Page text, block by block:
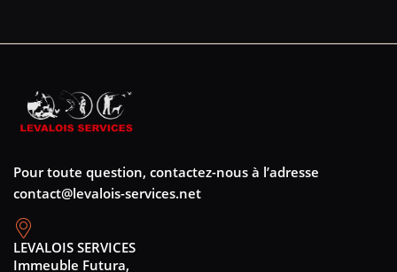
Pour toute question, contactez-nous à l’adresse
contact@levalois-services.net
LEVALOIS SERVICES
Immeuble Futura,